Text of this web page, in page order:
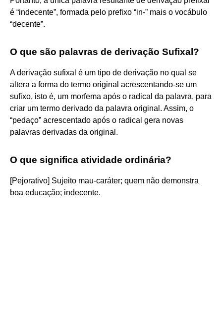
é “indecente”, formada pelo prefixo “in-” mais o vocábulo
“decente”.
O que são palavras de derivação Sufixal?
A derivação sufixal é um tipo de derivação no qual se
altera a forma do termo original acrescentando-se um
sufixo, isto é, um morfema após o radical da palavra, para
criar um termo derivado da palavra original. Assim, o
“pedaço” acrescentado após o radical gera novas
palavras derivadas da original.
O que significa atividade ordinária?
[Pejorativo] Sujeito mau-caráter; quem não demonstra
boa educação; indecente.